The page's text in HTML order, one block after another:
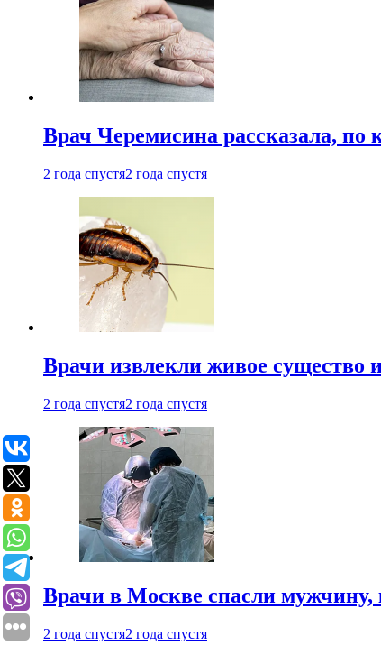
Врач Черемисина рассказала, по
2 года спустя2 года спустя
Врачи извлекли живое
2 года спустя2 года спустя
Врачи в Москве спасли
2 года спустя2 года спустя